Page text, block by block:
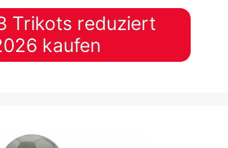
Trikots reduziert
kaufen